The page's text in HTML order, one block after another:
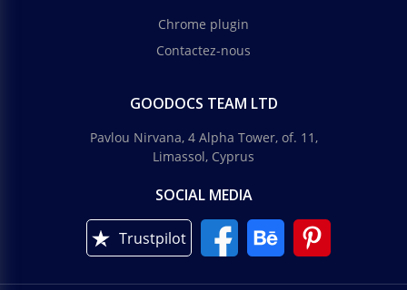
Chrome plugin
Contactez-nous
GOODOCS TEAM LTD
Pavlou Nirvana, 4 Alpha Tower, of. 11,
Limassol, Cyprus
SOCIAL MEDIA
Trustpilot